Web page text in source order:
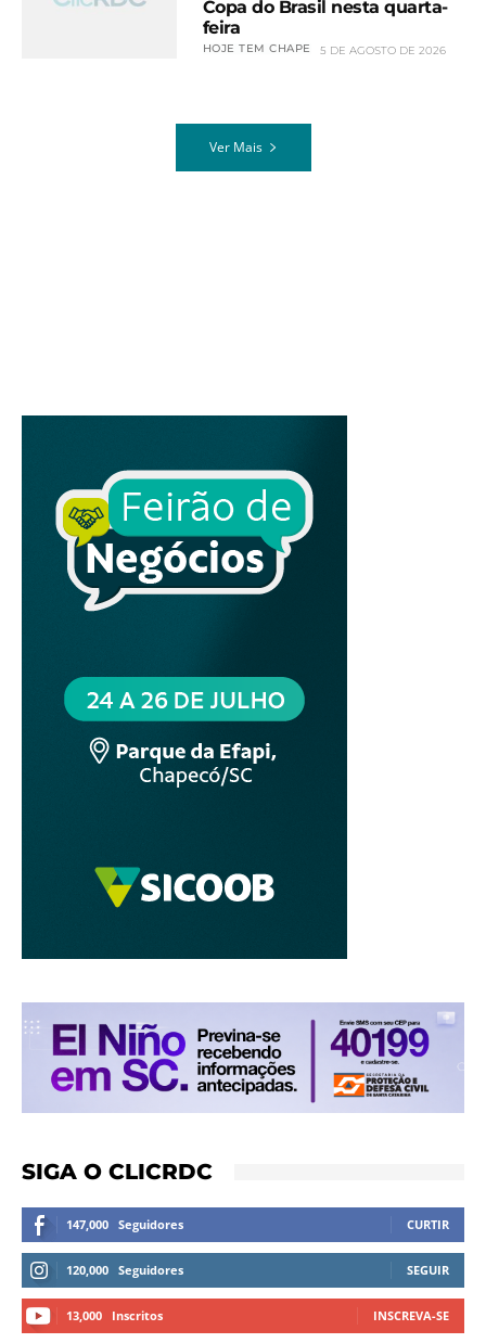
Copa do Brasil nesta quarta-
feira
HOJE TEM CHAPE 5 DE AGOSTO DE 2026
Ver Mais
SIGA O CLICRDC
147,000 Seguidores CURTIR
120,000 Seguidores SEGUIR
13,000 Inscritos INSCREVA-SE